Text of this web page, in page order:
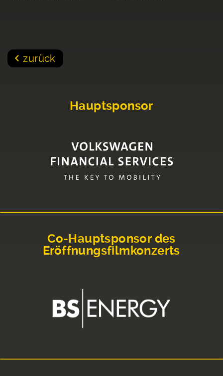
zurück
Hauptsponsor
Co-Hauptsponsor des
Eröffnungsfilmkonzerts